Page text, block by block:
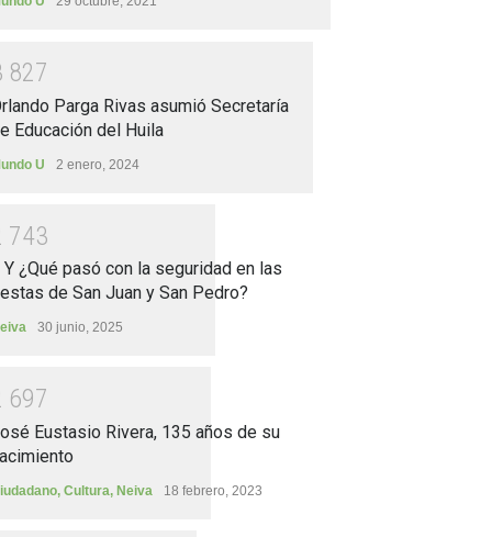
827
Parga Rivas asumió Secretaría
Educación del Huila
U 2 enero, 2024
743
Y ¿Qué pasó con la seguridad en las
de San Juan y San Pedro?
30 junio, 2025
697
Eustasio Rivera, 135 años de su
, Cultura, Neiva 18 febrero, 2023